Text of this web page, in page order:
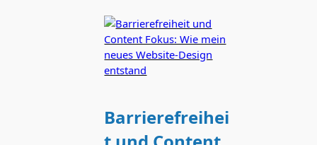
Barrierefreihei